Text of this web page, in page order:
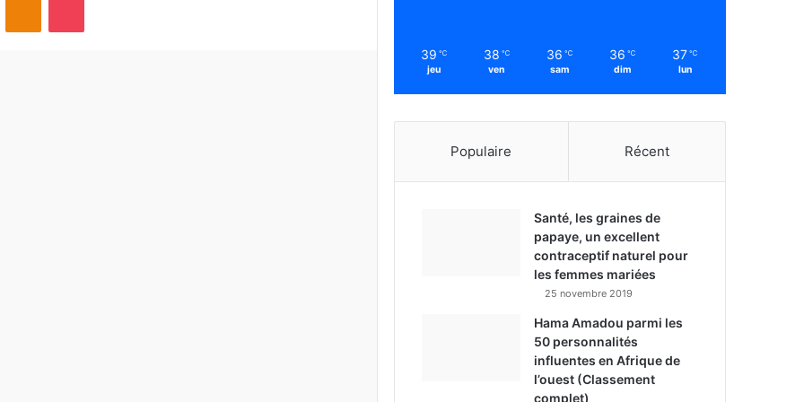
39 ℃
jeu
38 ℃
ven
36 ℃
sam
36 ℃
dim
37 ℃
lun
Populaire Récent
Santé, les graines de
papaye, un excellent
contraceptif naturel pour
les femmes mariées
25 novembre 2019
Hama Amadou parmi les
50 personnalités
influentes en Afrique de
l’ouest (Classement
complet)